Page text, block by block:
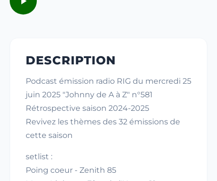
DESCRIPTION
Podcast émission radio RIG du mercredi 25
juin 2025 "Johnny de A à Z" n°581
Rétrospective saison 2024-2025
Revivez les thèmes des 32 émissions de
cette saison
setlist :
Poing coeur - Zenith 85